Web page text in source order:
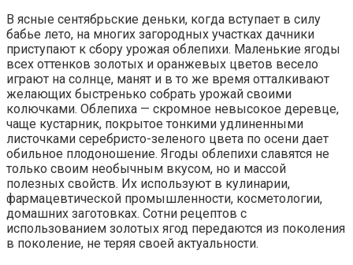
В ясные сентябрьские деньки, когда вступает в силу
бабье лето, на многих загородных участках дачники
приступают к сбору урожая облепихи. Маленькие ягоды
всех оттенков золотых и оранжевых цветов весело
играют на солнце, манят и в то же время отталкивают
желающих быстренько собрать урожай своими
колючками. Облепиха — скромное невысокое деревце,
чаще кустарник, покрытое тонкими удлиненными
листочками серебристо-зеленого цвета по осени дает
обильное плодоношение. Ягоды облепихи славятся не
только своим необычным вкусом, но и массой
полезных свойств. Их используют в кулинарии,
фармацевтической промышленности, косметологии,
домашних заготовках. Сотни рецептов с
использованием золотых ягод передаются из поколения
в поколение, не теряя своей актуальности.